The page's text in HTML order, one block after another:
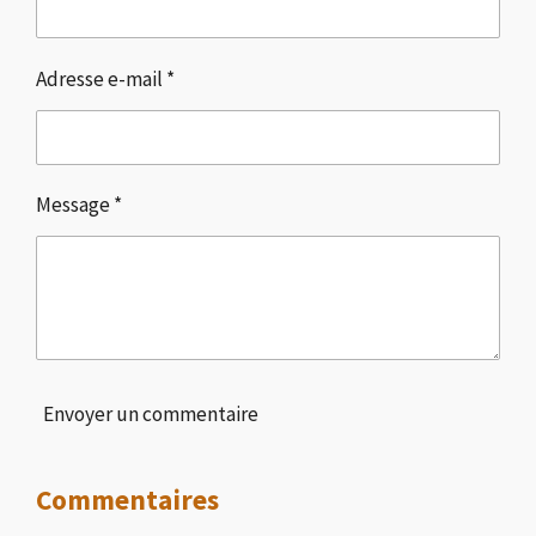
Adresse e-mail *
Message *
Envoyer un commentaire
Commentaires